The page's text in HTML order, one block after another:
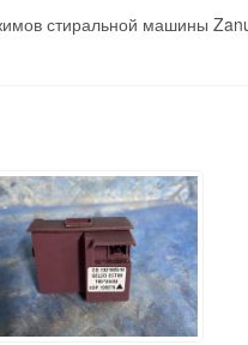
стиральной машины